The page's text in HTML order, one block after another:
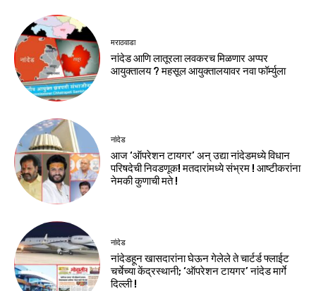
मराठवाडा
नांदेड आणि लातूरला लवकरच मिळणार अप्पर
आयुक्तालय ? महसूल आयुक्तालयावर नवा फॉर्म्युला
नांदेड
आज ‘ऑपरेशन टायगर’ अन् उद्या नांदेडमध्ये विधान
परिषदेची निवडणूक! मतदारांमध्ये संभ्रम ! आष्टीकरांना
नेमकी कुणाची मते !
नांदेड
नांदेडहून खासदारांना घेऊन गेलेले ते चार्टर्ड फ्लाईट
चर्चेच्या केंद्रस्थानी; ‘ऑपरेशन टायगर’ नांदेड मार्गे
दिल्ली !